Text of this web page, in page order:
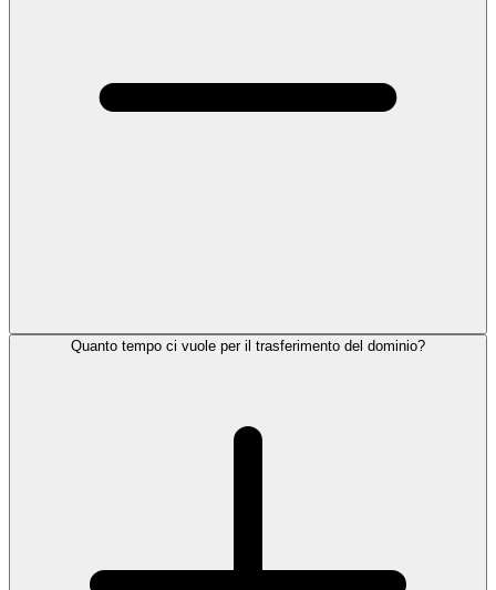
Quanto tempo ci vuole per il trasferimento del dominio?